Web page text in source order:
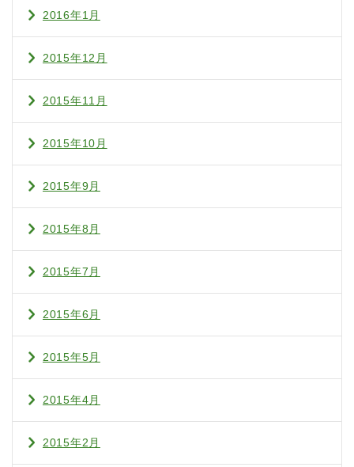
2016年1月
2015年12月
2015年11月
2015年10月
2015年9月
2015年8月
2015年7月
2015年6月
2015年5月
2015年4月
2015年2月